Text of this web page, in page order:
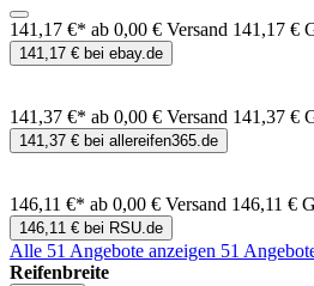
141,17 €* ab 0,00 € Versand 141,17 €
141,17 € bei ebay.de
141,37 €* ab 0,00 € Versand 141,37 €
141,37 € bei allereifen365.de
146,11 €* ab 0,00 € Versand 146,11 €
146,11 € bei RSU.de
Alle 51 Angebote anzeigen 51
Reifenbreite